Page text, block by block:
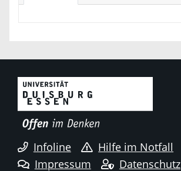
Infoline
Hilfe im Notfall
Impressum
Datenschutz